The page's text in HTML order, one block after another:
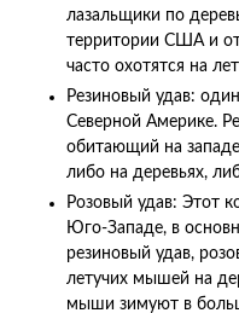
лазальщики по
территории США и
часто охотятся на
Резиновый удав:
Северной Америке.
обитающий на
либо на деревьях,
Розовый удав: Этот
Юго-Западе, в
резиновый удав,
летучих мышей на
мыши зимуют в